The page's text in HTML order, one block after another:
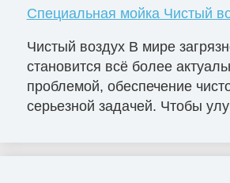
Специальная мойка Чистый
Чистый воздух В мире
становится всё более
проблемой, обеспечение
серьезной задачей. Чтобы